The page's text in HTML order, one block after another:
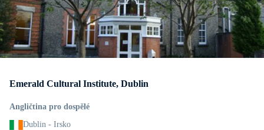
Emerald Cultural Institute, Dublin
Angličtina pro dospělé
Dublin - Irsko